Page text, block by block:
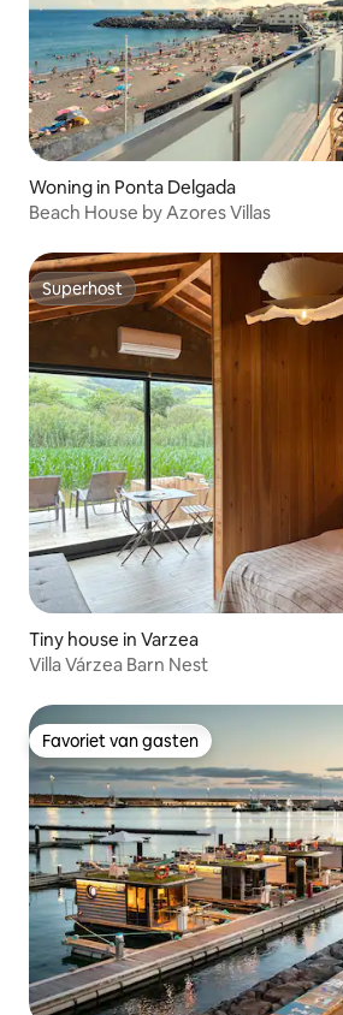
Woning in Ponta Delgada
Beach House by Azores Villas
Superhost
Superhost
Tiny house in Varzea
Villa Várzea Barn Nest
Favoriet van gasten
Favoriet van gasten